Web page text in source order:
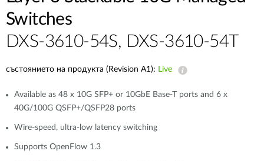
Switches
DXS-3610-54S, DXS-3610-54T
състоянието на продукта (Revision A1): Live
Available as 48 x 10G SFP+ or 10GbE Base-T ports and 6 x
40G/100G QSFP+/QSFP28 ports
Wire-speed, ultra-low latency switching
Supports OpenFlow 1.3